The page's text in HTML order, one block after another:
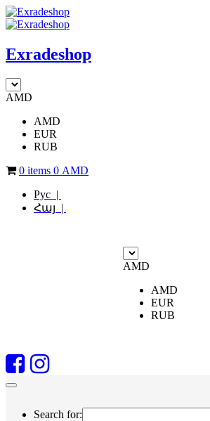
Exradeshop
AMD
AMD
EUR
RUB
0 items 0 AMD
Рус |
Հայ |
AMD
AMD
EUR
RUB
Search for: